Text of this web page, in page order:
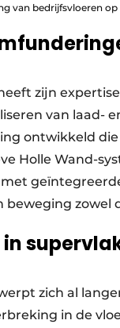
van bedrijfsvloeren
zijn
van laad-
ontwikkeld
Holle Wand-
beweging zowel
in
zich al
in de